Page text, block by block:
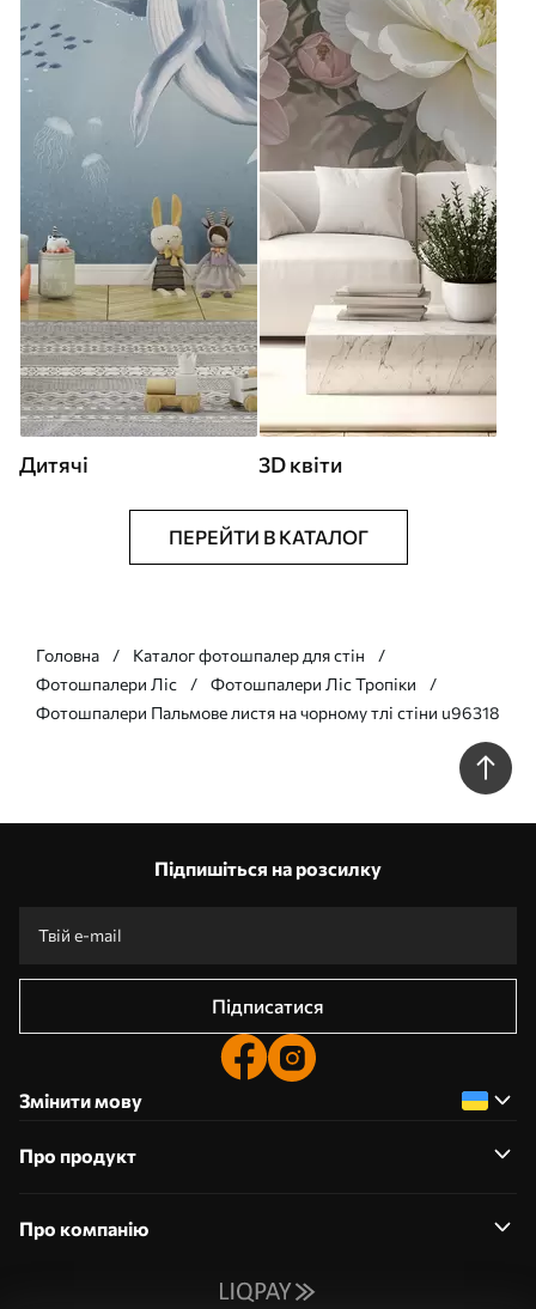
Дитячі 3D квіти
ПЕРЕЙТИ В КАТАЛОГ
Головна
Каталог фотошпалер для стін
Фотошпалери Ліс
Фотошпалери Ліс Тропіки
Фотошпалери Пальмове листя на чорному тлі стіни u96318
Підпишіться на розсилку
Підписатися
Змінити мову
Про продукт
Про компанію